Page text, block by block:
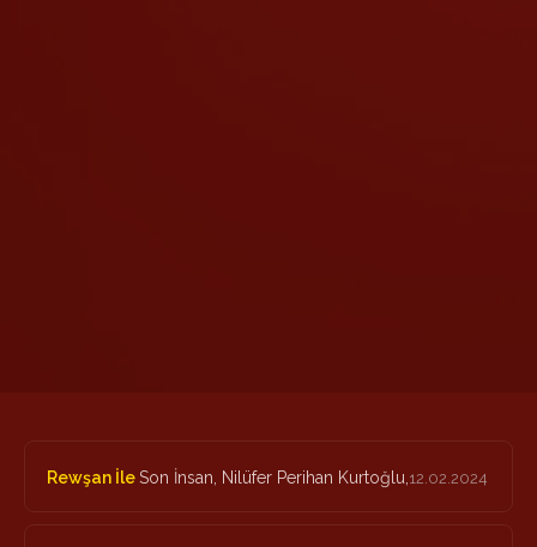
Rewşan İleSon İnsan, Nilüfer Perihan Kurtoğlu,12.02.2024